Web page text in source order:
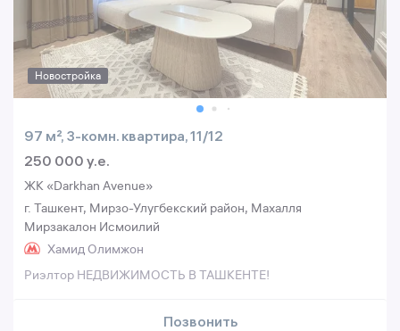
Новостройка
97 м², 3-комн. квартира, 11/12
250 000 y.e.
ЖК «Darkhan Avenue»
г. Ташкент, Мирзо-Улугбекский район, Махалля
Мирзакалон Исмоилий
Хамид Олимжон
Риэлтор НЕДВИЖИМОСТЬ В ТАШКЕНТЕ!
Позвонить